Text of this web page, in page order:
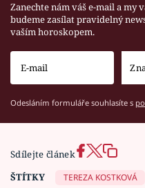
Zanechte nám váš e-mail a my
budeme zasílat pravidelný
vaším horoskopem.
Odesláním formuláře souhlasíte s
Sdílejte článek
ŠTÍTKY
TEREZA KOSTKOVÁ